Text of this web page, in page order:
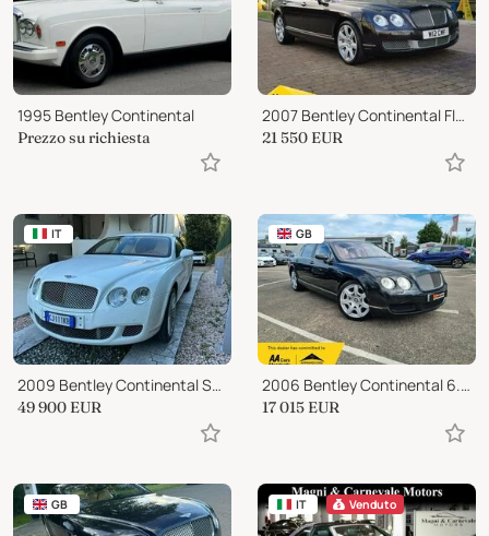
1995 Bentley Continental
Prezzo su richiesta
2007 Bentley Continental Flying Spur 6.0 W12 4dr Auto
21 550 EUR
IT
2009 Bentley Continental Speed
49 900 EUR
GB
2006 Bentley Continental 6.0 W12 Flying Spur Saloon 4dr Petrol Auto 4WD (5
17 015 EUR
GB IT Venduto